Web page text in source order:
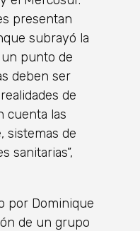
presentan
subrayó la
punto de
deben ser
de
cuenta las
sistemas de
sanitarias”,
por Dominique
de un grupo